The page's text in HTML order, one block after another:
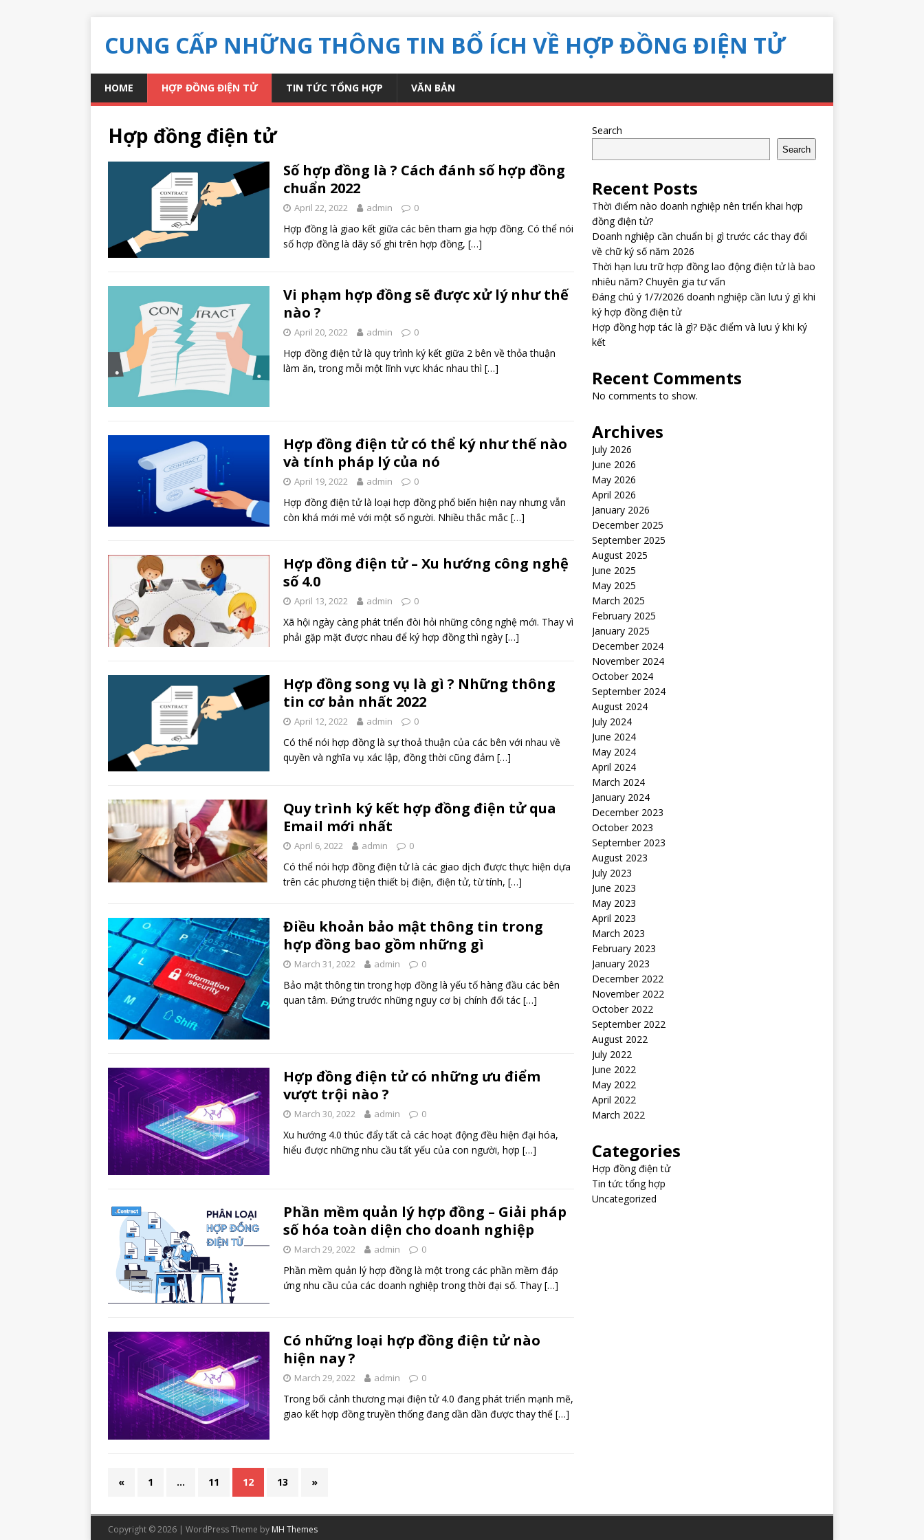
CUNG CẤP NHỮNG THÔNG TIN BỔ ÍCH VỀ HỢP ĐỒNG ĐIỆN TỬ
HOME HỢP ĐỒNG ĐIỆN TỬ TIN TỨC TỔNG HỢP VĂN BẢN
Hợp đồng điện tử
Số hợp đồng là ? Cách đánh số hợp đồng
chuẩn 2022
April 22, 2022 admin 0
Hợp đồng là giao kết giữa các bên tham gia hợp đồng. Có thể nói
số hợp đồng là dãy số ghi trên hợp đồng, […]
Vi phạm hợp đồng sẽ được xử lý như thế
nào ?
April 20, 2022 admin 0
Hợp đồng điện tử là quy trình ký kết giữa 2 bên về thỏa thuận
làm ăn, trong mỗi một lĩnh vực khác nhau thì […]
Hợp đồng điện tử có thể ký như thế nào
và tính pháp lý của nó
April 19, 2022 admin 0
Hợp đồng điện tử là loại hợp đồng phổ biến hiện nay nhưng vẫn
còn khá mới mẻ với một số người. Nhiều thắc mắc […]
Hợp đồng điện tử – Xu hướng công nghệ
số 4.0
April 13, 2022 admin 0
Xã hội ngày càng phát triển đòi hỏi những công nghệ mới. Thay vì
phải gặp mặt được nhau để ký hợp đồng thì ngày […]
Hợp đồng song vụ là gì ? Những thông
tin cơ bản nhất 2022
April 12, 2022 admin 0
Có thể nói hợp đồng là sự thoả thuận của các bên với nhau về
quyền và nghĩa vụ xác lập, đồng thời cũng đảm […]
Quy trình ký kết hợp đồng điện tử qua
Email mới nhất
April 6, 2022 admin 0
Có thể nói hợp đồng điện tử là các giao dịch được thực hiện dựa
trên các phương tiện thiết bị điện, điện tử, từ tính, […]
Điều khoản bảo mật thông tin trong
hợp đồng bao gồm những gì
March 31, 2022 admin 0
Bảo mật thông tin trong hợp đồng là yếu tố hàng đầu các bên
quan tâm. Đứng trước những nguy cơ bị chính đối tác […]
Hợp đồng điện tử có những ưu điểm
vượt trội nào ?
March 30, 2022 admin 0
Xu hướng 4.0 thúc đẩy tất cả các hoạt động đều hiện đại hóa,
hiểu được những nhu cầu tất yếu của con người, hợp […]
Phần mềm quản lý hợp đồng – Giải pháp
số hóa toàn diện cho doanh nghiệp
March 29, 2022 admin 0
Phần mềm quản lý hợp đồng là một trong các phần mềm đáp
ứng nhu cầu của các doanh nghiệp trong thời đại số. Thay […]
Có những loại hợp đồng điện tử nào
hiện nay ?
March 29, 2022 admin 0
Trong bối cảnh thương mại điện tử 4.0 đang phát triển mạnh mẽ,
giao kết hợp đồng truyền thống đang dần dần được thay thế […]
« 1 … 11 12 13 »
Search
Search
Recent Posts
Thời điểm nào doanh nghiệp nên triển khai hợp
đồng điện tử?
Doanh nghiệp cần chuẩn bị gì trước các thay đổi
về chữ ký số năm 2026
Thời hạn lưu trữ hợp đồng lao động điện tử là bao
nhiêu năm? Chuyên gia tư vấn
Đáng chú ý 1/7/2026 doanh nghiệp cần lưu ý gì khi
ký hợp đồng điện tử
Hợp đồng hợp tác là gì? Đặc điểm và lưu ý khi ký
kết
Recent Comments
No comments to show.
Archives
July 2026
June 2026
May 2026
April 2026
January 2026
December 2025
September 2025
August 2025
June 2025
May 2025
March 2025
February 2025
January 2025
December 2024
November 2024
October 2024
September 2024
August 2024
July 2024
June 2024
May 2024
April 2024
March 2024
January 2024
December 2023
October 2023
September 2023
August 2023
July 2023
June 2023
May 2023
April 2023
March 2023
February 2023
January 2023
December 2022
November 2022
October 2022
September 2022
August 2022
July 2022
June 2022
May 2022
April 2022
March 2022
Categories
Hợp đồng điện tử
Tin tức tổng hợp
Uncategorized
Copyright © 2026 | WordPress Theme by MH Themes